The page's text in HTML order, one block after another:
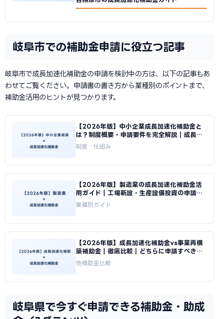
岐阜市での補助金申請に役立つ記事
岐阜市で成長加速化補助金の申請を検討中の方は、以下の記事もあ
わせてご覧ください。申請書の書き方から業種別のポイントまで、
補助金活用のヒントが見つかります。
【2026年版】中小企業成長加速化補助金と
は？制度概要・申請要件を完全解説｜成長加
速化補助金ナビ
制度・仕組み
【2026年版】製造業の成長加速化補助金活
用ガイド｜工場新設・生産設備投資の申請戦
略｜成長加速化補助金ナビ
業種別ガイド
【2026年版】成長加速化補助金vs事業再構
築補助金｜徹底比較｜どちらに申請すべきか
｜成長加速化補助金ナビ
他補助金比較
岐阜県で今すぐ申請できる補助金・助成